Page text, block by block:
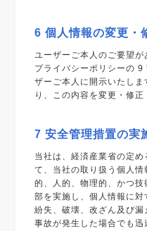
6 個人情報の変更・
ユーザーご本人のご要望
プライバシーポリシーの
ザーご本人に開示いたし
り、この内容を変更・修正
7 安全管理措置の実
当社は、経済産業省の定
て、当社の取り扱う個人
的、人的、物理的、かつ
部を実施し、個人情報に
紛失、破壊、改ざん及び漏
事故が発生した場合でも